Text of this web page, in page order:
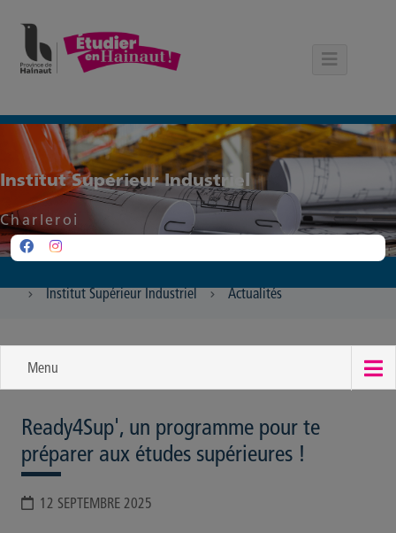
Institut Supérieur Industriel
Charleroi
Institut Supérieur Industriel Actualités
Menu
Ready4Sup', un programme pour te
préparer aux études supérieures !
12 SEPTEMBRE 2025